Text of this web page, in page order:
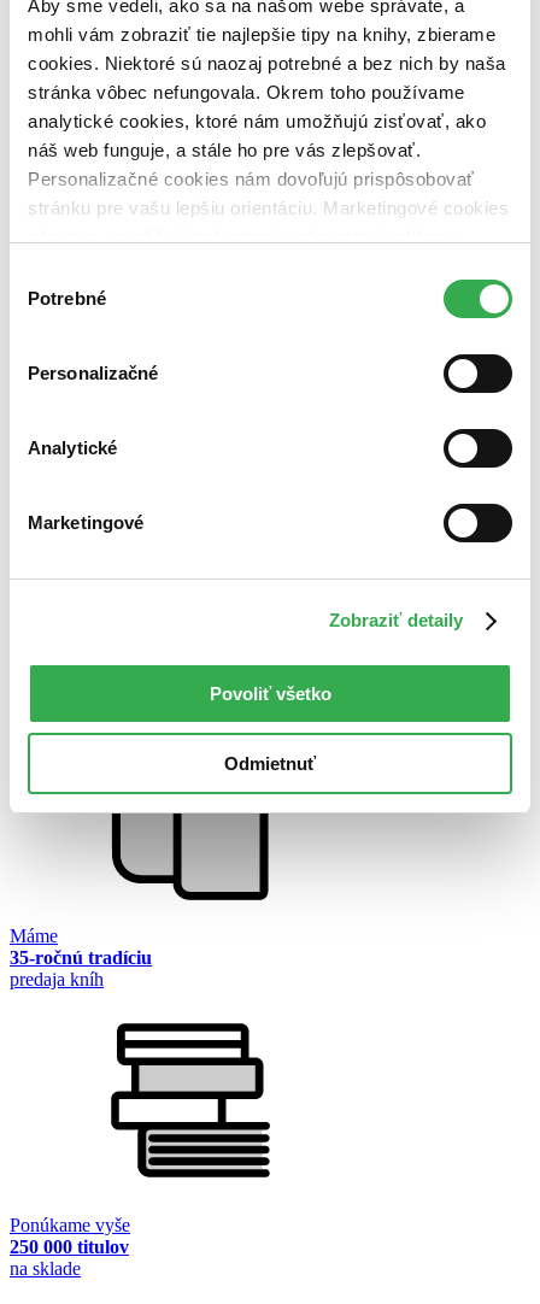
Aby sme vedeli, ako sa na našom webe správate, a
mohli vám zobraziť tie najlepšie tipy na knihy, zbierame
cookies. Niektoré sú naozaj potrebné a bez nich by naša
stránka vôbec nefungovala. Okrem toho používame
analytické cookies, ktoré nám umožňujú zisťovať, ako
náš web funguje, a stále ho pre vás zlepšovať.
Personalizačné cookies nám dovoľujú prispôsobovať
stránku pre vašu lepšiu orientáciu. Marketingové cookies
nám pomohlo, keby sme mohli používať všetky tieto
súhlasu
Potrebné
Personalizačné
Analytické
Marketingové
Zobraziť detaily
Povoliť všetko
Odmietnuť
Lucia Heldova
Páči sa vám tento profil a chceli by ste mať podobný?
Založiť si profil
Páči sa vám tento profil a chceli by ste mať podobný?
Založiť si profil
Moje aktivity
Co se stane nyní a za chvíli není důležité - dokud je den po zítřku
Máme
35-ročnú tradíciu
predaja kníh
Ponúkame vyše
250 000 titulov
na sklade